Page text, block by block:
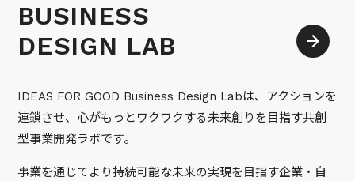
BUSINESS
DESIGN LAB
IDEAS FOR GOOD Business Design Labは、アクションを
連鎖させ、心がもっとワクワクする未来創りを目指す共創
型事業開発ラボです。
事業を通じてより持続可能な未来の実現を目指す企業・自